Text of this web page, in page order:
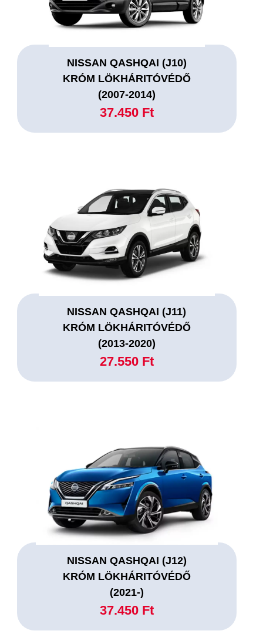
NISSAN QASHQAI (J10)
KRÓM LÖKHÁRITÓVÉDŐ
(2007-2014)
37.450 Ft
NISSAN QASHQAI (J11)
KRÓM LÖKHÁRITÓVÉDŐ
(2013-2020)
27.550 Ft
NISSAN QASHQAI (J12)
KRÓM LÖKHÁRITÓVÉDŐ
(2021-)
37.450 Ft